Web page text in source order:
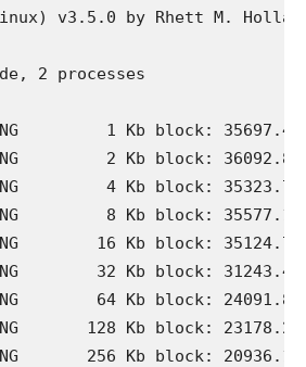
(Linux) v3.5.0 by Rhett M.
2 processes
1 Kb block: 35697.43
2 Kb block: 36092.81
4 Kb block: 35323.76
8 Kb block: 35577.12
16 Kb block: 35124.79
32 Kb block: 31243.48
64 Kb block: 24091.84
128 Kb block: 23178.25
256 Kb block: 20936.16